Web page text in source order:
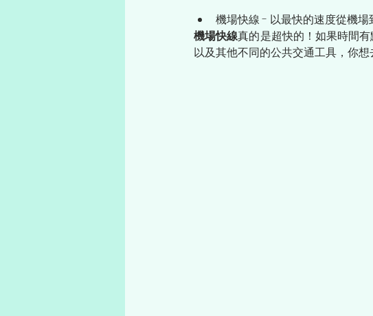
機場快線 - 以最快的速度從機場
機場快線真的是超快的！如果時間
以及其他不同的公共交通工具，你想